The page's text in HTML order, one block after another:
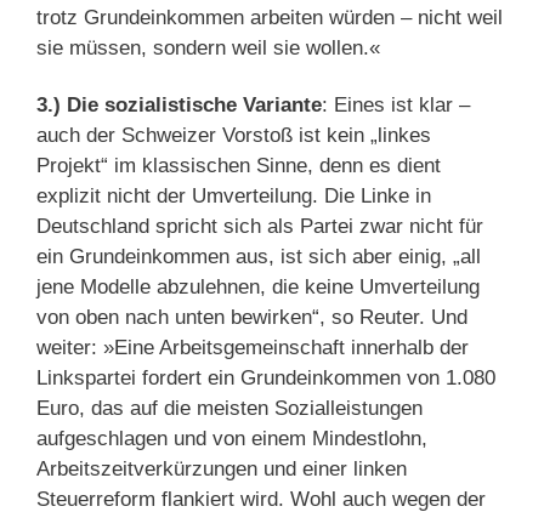
trotz Grundeinkommen arbeiten würden – nicht weil
sie müssen, sondern weil sie wollen.«
3.) Die sozialistische Variante: Eines ist klar –
auch der Schweizer Vorstoß ist kein „linkes
Projekt“ im klassischen Sinne, denn es dient
explizit nicht der Umverteilung. Die Linke in
Deutschland spricht sich als Partei zwar nicht für
ein Grundeinkommen aus, ist sich aber einig, „all
jene Modelle abzulehnen, die keine Umverteilung
von oben nach unten bewirken“, so Reuter. Und
weiter: »Eine Arbeitsgemeinschaft innerhalb der
Linkspartei fordert ein Grundeinkommen von 1.080
Euro, das auf die meisten Sozialleistungen
aufgeschlagen und von einem Mindestlohn,
Arbeitszeitverkürzungen und einer linken
Steuerreform flankiert wird. Wohl auch wegen der